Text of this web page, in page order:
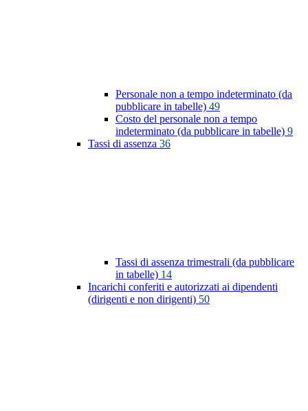
Personale non a tempo indeterminato (da
pubblicare in tabelle) 49
Costo del personale non a tempo
indeterminato (da pubblicare in tabelle) 9
Tassi di assenza 36
Tassi di assenza trimestrali (da pubblicare
in tabelle) 14
Incarichi conferiti e autorizzati ai dipendenti
(dirigenti e non dirigenti) 50